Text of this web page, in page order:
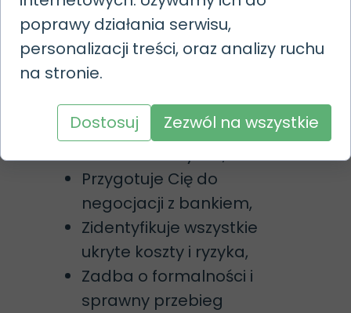
nieocenione. Specjalista:
Pomoże przeanalizować
opłacalność
refinansowania,
Porówna warunki z innymi
ofertami na rynku,
Przygotuje Cię do
negocjacji z bankiem,
Zidentyfikuje wszystkie
ukryte koszty i ryzyka,
Zadba o formalności i
sprawny przebieg
poprawy działania serwisu,
personalizacji treści, oraz analizy ruchu
na stronie.
Dostosuj Zezwól na wszystkie